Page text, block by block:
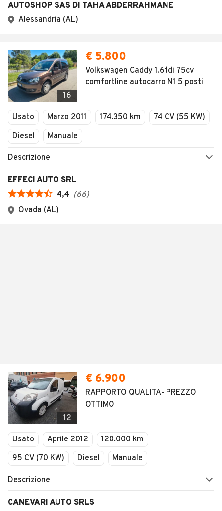
AUTOSHOP SAS DI TAHA ABDERRAHMANE
Alessandria (AL)
16
€ 5.800
Volkswagen Caddy 1.6tdi 75cv
comfortline autocarro N1 5 posti
Usato Marzo 2011 174.350 km
74 CV (55 KW)
Diesel
Manuale
Descrizione
EFFECI AUTO SRL
4,4 (66)
Ovada (AL)
12
€ 6.900
RAPPORTO QUALITA- PREZZO
OTTIMO
Usato Aprile 2012
120.000 km
95 CV (70 KW)
Diesel Manuale
Descrizione
CANEVARI AUTO SRLS